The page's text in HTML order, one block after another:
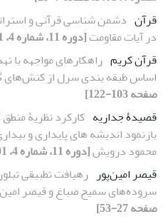
قرآن دشمن شناسی قرآنی و
در آیات مقاومت[دوره 11، شماره 4، 1401، صفحه 105-125]
قرآن کریم راهکارهای مواجهه با
اساس طبقه بندی سرل از کنش‌های
صفحه 103-122]
قصیدۀ جداریه کارکرد نظریۀ
بازنمود اندیشه های پایداری و
محمود درویش[دوره 11، شماره 4، 1401، صفحه 145-167]
قیصر امین‌پور رهیافت تطبیقی
سروده‌های سمیح صباغ و قیصر
صفحه 27-53]